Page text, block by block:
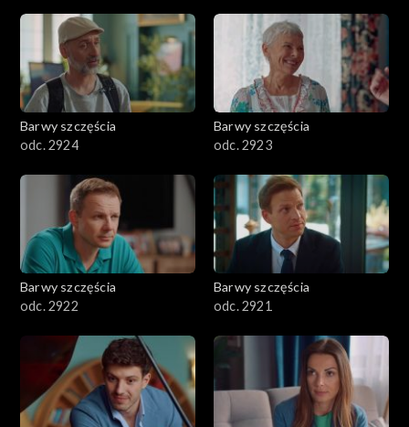
Barwy szczęścia
odc. 2924
Barwy szczęścia
odc. 2923
Barwy szczęścia
odc. 2922
Barwy szczęścia
odc. 2921